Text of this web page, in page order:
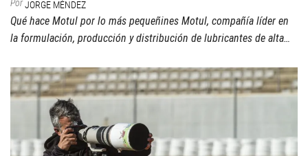
PorJORGE MÉNDEZ
Qué hace Motul por lo más pequeñines Motul, compañía líder en
la formulación, producción y distribución de lubricantes de alta…